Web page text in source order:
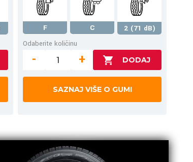
F C
2 (71 dB)
Odaberite količinu
- +
SAZNAJ VIŠE O GUMI